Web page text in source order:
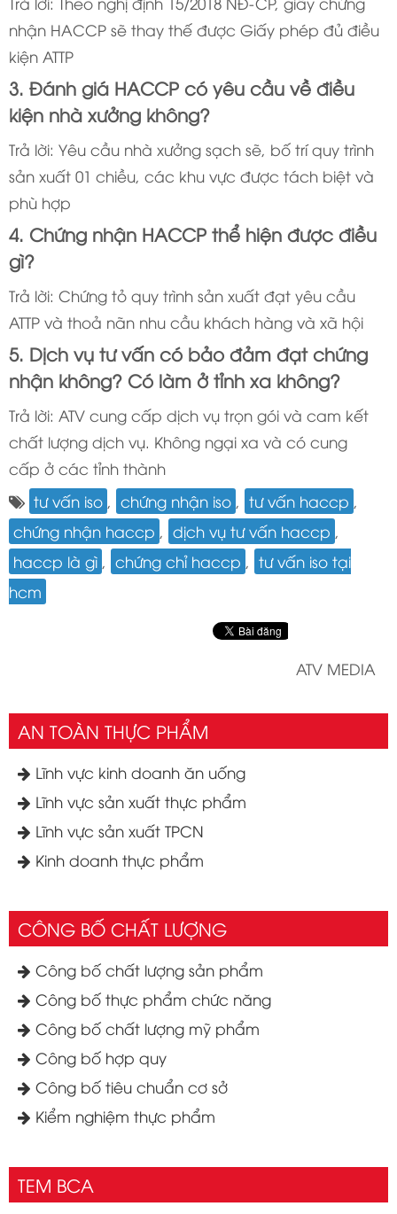
nhận HACCP sẽ thay thế được Giấy phép đủ điều
kiện ATTP
3. Đánh giá HACCP có yêu cầu về điều
kiện nhà xưởng không?
Trả lời: Yêu cầu nhà xưởng sạch sẽ, bố trí quy trình
sản xuất 01 chiều, các khu vực được tách biệt và
phù hợp
4. Chứng nhận HACCP thể hiện được điều
gì?
Trả lời: Chứng tỏ quy trình sản xuất đạt yêu cầu
ATTP và thoả nãn nhu cầu khách hàng và xã hội
5. Dịch vụ tư vấn có bảo đảm đạt chứng
nhận không? Có làm ở tỉnh xa không?
Trả lời: ATV cung cấp dịch vụ trọn gói và cam kết
chất lượng dịch vụ. Không ngại xa và có cung
cấp ở các tỉnh thành
tư vấn iso
chứng nhận iso tư vấn haccp
chứng nhận haccp
dịch vụ tư vấn haccp
haccp là gì
chứng chỉ haccp
tư vấn iso tại
hcm
ATV MEDIA
AN TOÀN THỰC PHẨM
Lĩnh vực kinh doanh ăn uống
Lĩnh vực sản xuất thực phẩm
Lĩnh vực sản xuất TPCN
Kinh doanh thực phẩm
CÔNG BỐ CHẤT LƯỢNG
Công bố chất lượng sản phẩm
Công bố thực phẩm chức năng
Công bố chất lượng mỹ phẩm
Công bố hợp quy
Công bố tiêu chuẩn cơ sở
Kiểm nghiệm thực phẩm
TEM BCA